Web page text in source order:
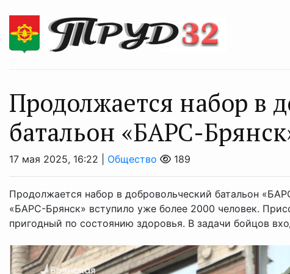
Продолжается набор в
батальон «БАРС-
17 мая 2025, 16:22 | Общество 189
Продолжается набор в добровольческий батальон
«БАРС-Брянск» вступило уже более 2000 человек.
пригодный по состоянию здоровья. В задачи бойцов